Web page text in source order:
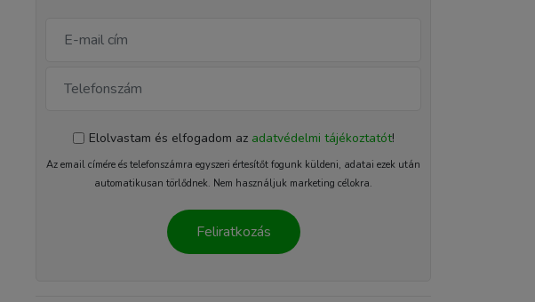
Elolvastam és elfogadom az adatvédelmi tájékoztatót!
Az email címére és telefonszámra egyszeri értesítőt fogunk küldeni, adatai ezek után
automatikusan törlődnek. Nem használjuk marketing célokra.
Feliratkozás